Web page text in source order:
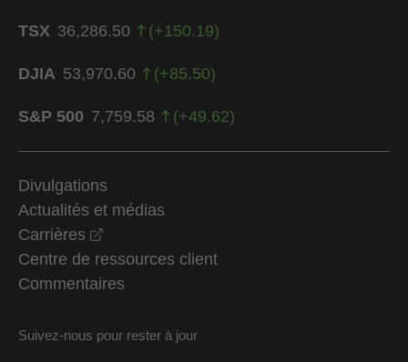
TSX 36,286.50 (+150.19)
DJIA 53,970.60 (+85.50)
S&P 500 7,759.58 (+49.62)
Divulgations
Actualités et médias
Carrières
Centre de ressources client
Commentaires
Suivez-nous pour rester à jour